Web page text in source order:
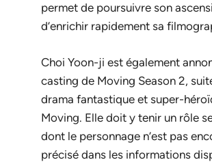
permet de poursuivre son
d’enrichir rapidement sa
Choi Yoon-ji est également
casting de Moving Season 2,
drama fantastique et super-
Moving. Elle doit y tenir un rôle
dont le personnage n’est pas
précisé dans les informations